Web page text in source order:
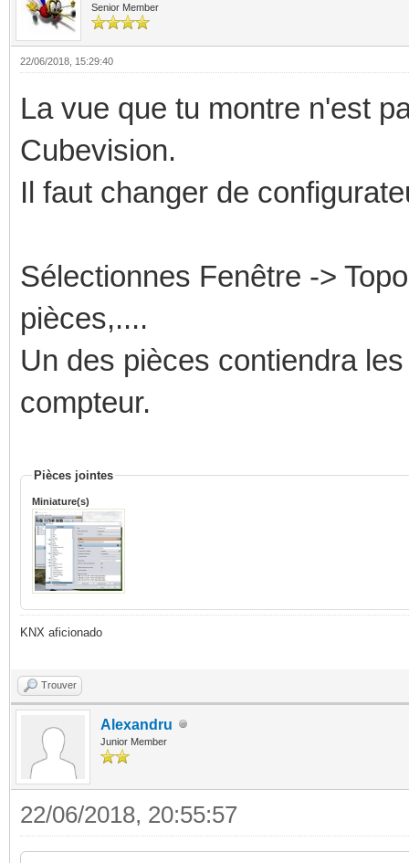
Senior Member
22/06/2018, 15:29:40
La vue que tu montre n'est
Cubevision.
Il faut changer de
Sélectionnes Fenêtre ->
pièces,....
Un des pièces contiendra
compteur.
Pièces jointes
Miniature(s)
KNX aficionado
Trouver
Alexandru
Junior Member
22/06/2018, 20:55:57